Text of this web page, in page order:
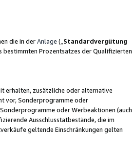
die in derAnlage („ Standardvergütung
bestimmten Prozentsatzes der Qualifizierten
erhalten, zusätzliche oder alternative
vor, Sonderprogramme oder
oder Werbeaktionen (auch
Ausschlusstatbestände, die im
geltende Einschränkungen gelten